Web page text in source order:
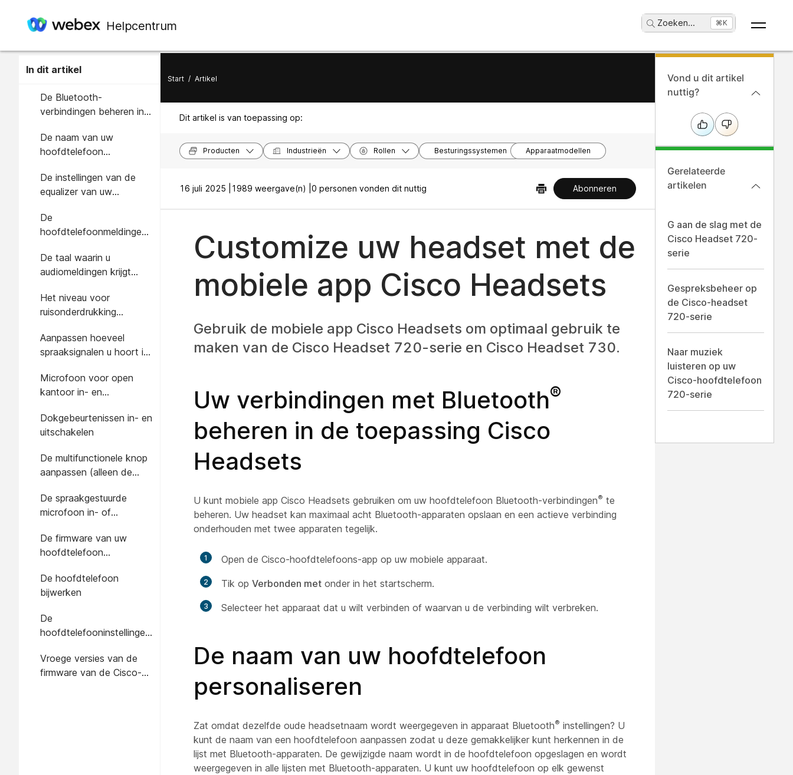
Helpcentrum Zoeken... ⌘K
In dit artikel
De Bluetooth-
verbindingen beheren in
app
De naam van uw
hoofdtelefoon
De instellingen van de
equalizer van uw
De
hoofdtelefoonmeldingen
De taal waarin u
audiomeldingen krijgt
Het niveau voor
ruisonderdrukking
hoofdtelefoon-app
Aanpassen hoeveel
spraaksignalen u hoort in
Microfoon voor open
kantoor in- en
Headset 720-serie voor
Microsoft teams)
Dokgebeurtenissen in- en
uitschakelen
De multifunctionele knop
aanpassen (alleen de
Hoofdtelefoon 720-
serie)
De spraakgestuurde
microfoon in- of
De firmware van uw
hoofdtelefoon
hoofdtelefoon-app
De hoofdtelefoon
bijwerken
De
hoofdtelefooninstellingen
Vroege versies van de
firmware van de Cisco-
Start / Artikel
Dit artikel is van toepassing op:
Producten Industrieën Rollen Besturingssystemen Apparaatmodellen
16 juli 2025 | 1989 weergave(n) | 0 personen vonden dit nuttig Abonneren
Customize uw headset met de
mobiele app Cisco Headsets
Gebruik de mobiele app Cisco Headsets om optimaal gebruik te
maken van de Cisco Headset 720-serie en Cisco Headset 730.
Uw verbindingen met Bluetooth®
beheren in de toepassing Cisco
Headsets
U kunt mobiele app Cisco Headsets gebruiken om uw hoofdtelefoon Bluetooth-verbindingen® te
beheren. Uw headset kan maximaal acht Bluetooth-apparaten opslaan en een actieve verbinding
onderhouden met twee apparaten tegelijk.
1 Open de Cisco-hoofdtelefoons-app op uw mobiele apparaat.
2 Tik op Verbonden met onder in het startscherm.
3 Selecteer het apparaat dat u wilt verbinden of waarvan u de verbinding wilt verbreken.
De naam van uw hoofdtelefoon
personaliseren
Zat omdat dezelfde oude headsetnaam wordt weergegeven in apparaat Bluetooth® instellingen? U
kunt de naam van een hoofdtelefoon aanpassen zodat u deze gemakkelijker kunt herkennen in de
lijst met Bluetooth-apparaten. De gewijzigde naam wordt in de hoofdtelefoon opgeslagen en wordt
weergegeven in alle lijsten met Bluetooth-apparaten. U kunt uw hoofdtelefoon op elk gewenst
Vond u dit artikel
nuttig?
Gerelateerde
artikelen
G aan de slag met de
Cisco Headset 720-
serie
Gespreksbeheer op
de Cisco-headset
720-serie
Naar muziek
luisteren op uw
Cisco-hoofdtelefoon
720-serie